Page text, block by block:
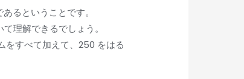
るということです。
理解できるでしょう。
をすべて加えて、250 をはる